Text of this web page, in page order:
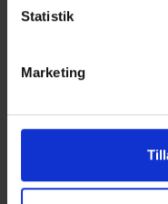
Statistik
Marketing
Sjællands
Sjællands